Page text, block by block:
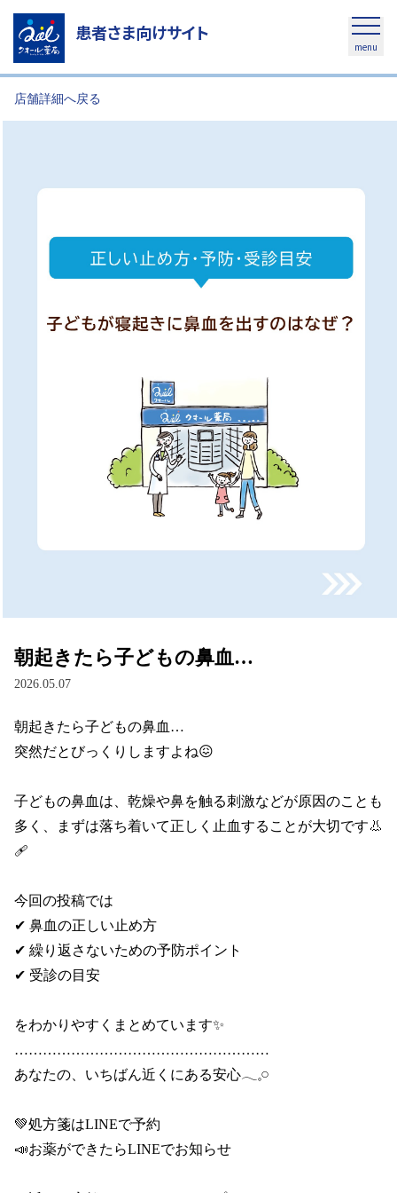
患者さま向けサイト
menu
店舗詳細へ戻る
朝起きたら子どもの鼻血…
2026.05.07
朝起きたら子どもの鼻血…
突然だとびっくりしますよね😖
子どもの鼻血は、乾燥や鼻を触る刺激などが原因のことも
多く、まずは落ち着いて正しく止血することが大切です👃
🩹
今回の投稿では
✔ 鼻血の正しい止め方
✔ 繰り返さないための予防ポイント
✔ 受診の目安
をわかりやすくまとめています✨
………………………………………………
あなたの、いちばん近くにある安心𓂃𓈒𓏸
💚処方箋はLINEで予約
📣お薬ができたらLINEでお知らせ